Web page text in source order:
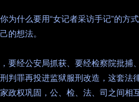
为什么要用“女记者采访手记”的方式
的想法。
要经公安局抓获、要经检察院批捕
判罪再投进监狱服刑改造，这套法
政权巩固，公、检、法、司之间相